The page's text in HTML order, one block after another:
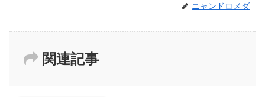
ニャンドロメダ
関連記事